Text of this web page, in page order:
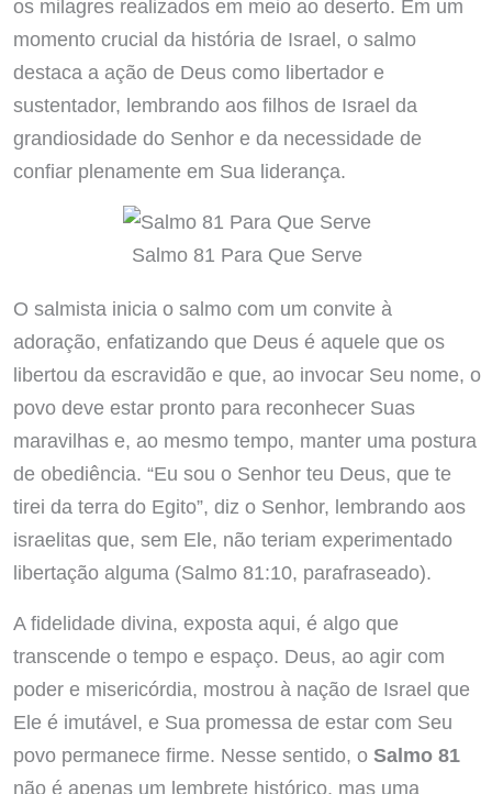
os milagres realizados em meio ao deserto. Em um
momento crucial da história de Israel, o salmo
destaca a ação de Deus como libertador e
sustentador, lembrando aos filhos de Israel da
grandiosidade do Senhor e da necessidade de
confiar plenamente em Sua liderança.
Salmo 81 Para Que Serve
O salmista inicia o salmo com um convite à
adoração, enfatizando que Deus é aquele que os
libertou da escravidão e que, ao invocar Seu nome, o
povo deve estar pronto para reconhecer Suas
maravilhas e, ao mesmo tempo, manter uma postura
de obediência. “Eu sou o Senhor teu Deus, que te
tirei da terra do Egito”, diz o Senhor, lembrando aos
israelitas que, sem Ele, não teriam experimentado
libertação alguma (Salmo 81:10, parafraseado).
A fidelidade divina, exposta aqui, é algo que
transcende o tempo e espaço. Deus, ao agir com
poder e misericórdia, mostrou à nação de Israel que
Ele é imutável, e Sua promessa de estar com Seu
povo permanece firme. Nesse sentido, o Salmo 81
não é apenas um lembrete histórico, mas uma